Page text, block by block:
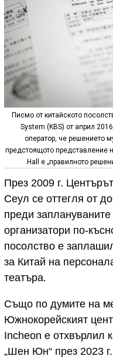
Писмо от китайското
System (KBS) от април
оператор, че решението
предстоящото представление
Hall е „правилното
През 2009 г.
Сеул се оттегля от
преди
организатори по-
посолство е
за Китай на
театъра.
Също по думите на
Южнокорейският
Incheon е отхвърлил
„Шен Юн“ през 2023